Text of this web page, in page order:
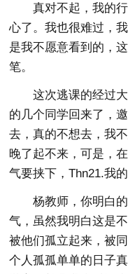
真对不起，我的
心了。我也很难过，
是我不愿意看到的，
笔。
这次逃课的经过
的几个同学回来了，
去，真的不想去，我
晚了起不来，可是，
气要挟下，Thn21.我
杨教师，你明白
气，虽然我明白这是
被他们孤立起来，被
个人孤孤单单的日子